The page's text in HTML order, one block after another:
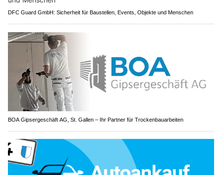
DFC Guard GmbH: Sicherheit für Baustellen, Events, Objekte und Menschen
BOA Gipsergeschäft AG, St. Gallen – Ihr Partner für Trockenbauarbeiten